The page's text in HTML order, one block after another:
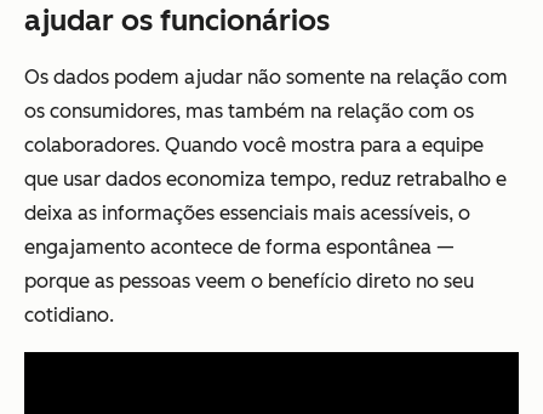
ajudar os funcionários
Os dados podem ajudar não somente na relação com
os consumidores, mas também na relação com os
colaboradores. Quando você mostra para a equipe
que usar dados economiza tempo, reduz retrabalho e
deixa as informações essenciais mais acessíveis, o
engajamento acontece de forma espontânea —
porque as pessoas veem o benefício direto no seu
cotidiano.